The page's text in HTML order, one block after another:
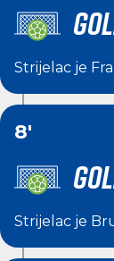
Strijelac je
8'
Strijelac je